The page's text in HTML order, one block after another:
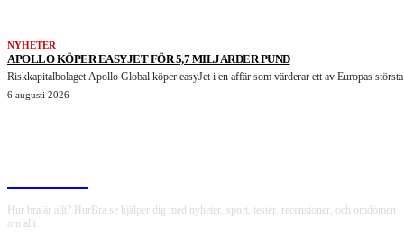
NYHETER
APOLLO KÖPER EASYJET FÖR 5,7 MILJARDER PUND
Riskkapitalbolaget Apollo Global köper easyJet i en affär som värderar ett av Europas
6 augusti 2026
Hur bra är allt? HurBra.se hjälper dig med nyheter, sport, tester, recensioner, och omdömen
om allt.